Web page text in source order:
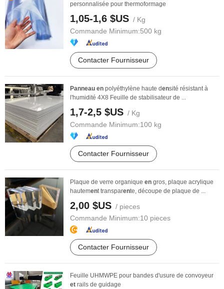
personnalisée pour thermoformage
1,05-1,6 $US / Kg
Commande Minimum:500 kg
Contacter Fournisseur
Panneau en polyéthylène haute densité résistant à
l'humidité 4X8 Feuille de stabilisateur de ...
1,7-2,5 $US / Kg
Commande Minimum:100 kg
Contacter Fournisseur
Plaque de verre organique en gros, plaque acrylique
hautement transparente, découpe de plaque de ...
2,00 $US / pieces
Commande Minimum:10 pieces
Contacter Fournisseur
Feuille UHMWPE pour bandes d'usure de convoyeur
et rails de guidage